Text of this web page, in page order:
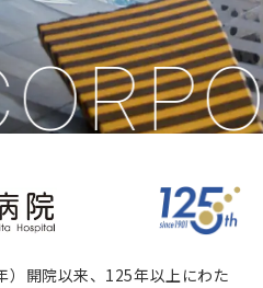
）開院以来、125年以上にわた